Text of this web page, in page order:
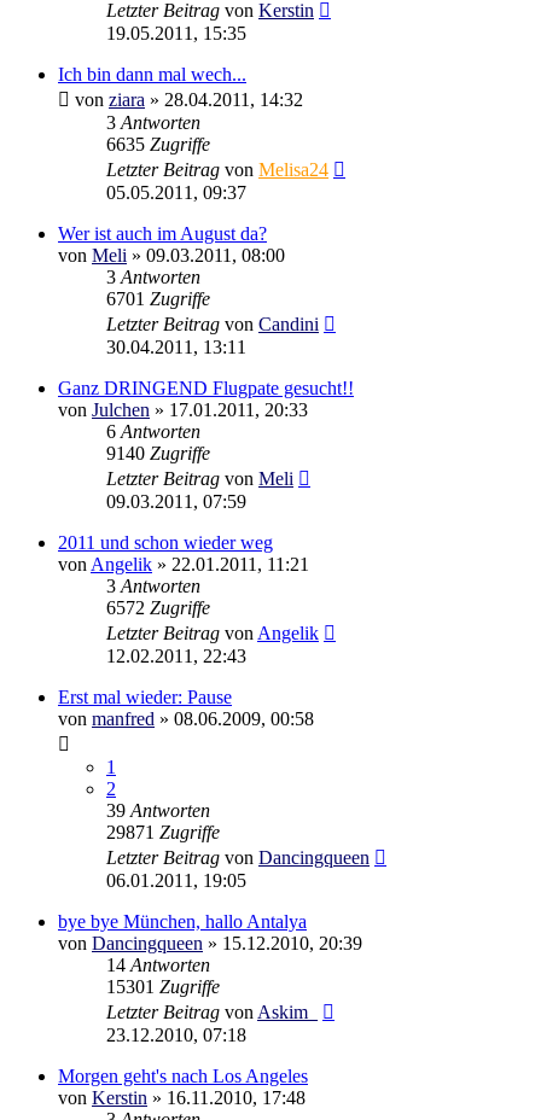
Letzter Beitrag von Kerstin
19.05.2011, 15:35
Ich bin dann mal wech...
von ziara » 28.04.2011, 14:32
3 Antworten
6635 Zugriffe
Letzter Beitrag von Melisa24
05.05.2011, 09:37
Wer ist auch im August da?
von Meli » 09.03.2011, 08:00
3 Antworten
6701 Zugriffe
Letzter Beitrag von Candini
30.04.2011, 13:11
Ganz DRINGEND Flugpate gesucht!!
von Julchen » 17.01.2011, 20:33
6 Antworten
9140 Zugriffe
Letzter Beitrag von Meli
09.03.2011, 07:59
2011 und schon wieder weg
von Angelik » 22.01.2011, 11:21
3 Antworten
6572 Zugriffe
Letzter Beitrag von Angelik
12.02.2011, 22:43
Erst mal wieder: Pause
von manfred » 08.06.2009, 00:58
1
2
39 Antworten
29871 Zugriffe
Letzter Beitrag von Dancingqueen
06.01.2011, 19:05
bye bye München, hallo Antalya
von Dancingqueen » 15.12.2010, 20:39
14 Antworten
15301 Zugriffe
Letzter Beitrag von Askim_
23.12.2010, 07:18
Morgen geht's nach Los Angeles
von Kerstin » 16.11.2010, 17:48